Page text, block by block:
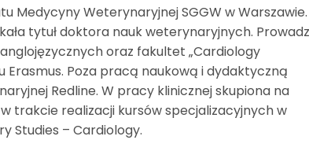
Medycyny Weterynaryjnej SGGW w Warszawie.
tytuł doktora nauk weterynaryjnych.
oraz fakultet „Cardiology
Poza pracą naukową i dydaktyczną
Redline. W pracy klinicznej skupiona na
trakcie realizacji kursów specjalizacyjnych w
Studies – Cardiology.